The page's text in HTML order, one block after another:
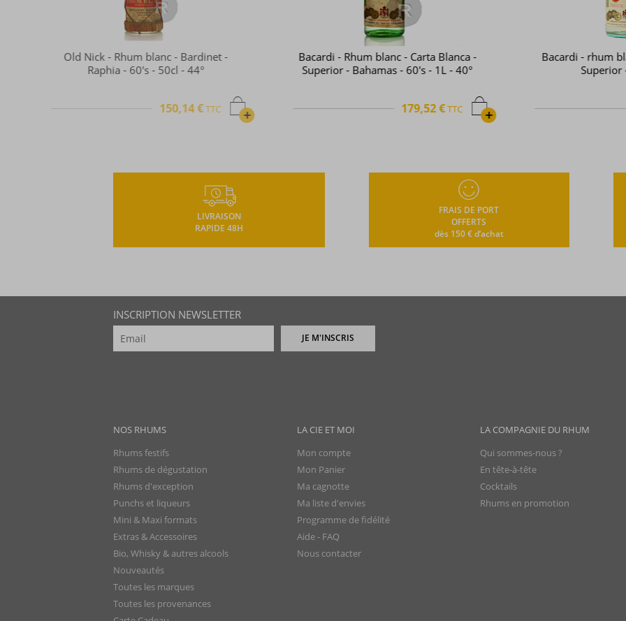
+
TTC
Bacardi - Rhum blanc - Carta Blanca -
Superior - Bahamas - 60's - 1L - 40°
+
179,52 € TTC
Bacardi - rhum blanc - Carta blanca -
Superior - 1L - 37,5°
+
97,92 € TTC
LIVRAISON
RAPIDE 48H
FRAIS DE PORT
OFFERTS
dès 150 € d’achat
INSCRIPTION NEWSLETTER
JE M'INSCRIS
NOS RHUMS
Rhums festifs
Rhums de dégustation
Rhums d'exception
Punchs et liqueurs
Mini & Maxi formats
Extras & Accessoires
Bio, Whisky & autres alcools
Nouveautés
Toutes les marques
Toutes les provenances
LA COMPAGNIE DU RHUM
Qui sommes-nous ?
En tête-à-tête
Cocktails
Rhums en promotion
LA CIE ET MOI
Mon compte
Mon Panier
Ma cagnotte
Ma liste d'envies
Programme de fidélité
Aide - FAQ
Nous contacter